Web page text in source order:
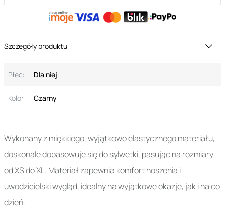
Wykonany z miękkiego, wyjątkowo elastycznego materiału,
doskonale dopasowuje się do sylwetki, pasując na rozmiary
od XS do XL. Materiał zapewnia komfort noszenia i
uwodzicielski wygląd, idealny na wyjątkowe okazje, jak i na co
dzień.
Szczegóły produktu
Płeć: Dla niej
Kolor: Czarny